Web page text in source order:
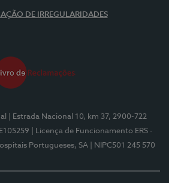
DE IRREGULARIDADES
| Estrada Nacional 10, km 37, 2900-722
| Licença de Funcionamento ERS -
Portugueses, SA | NIPC501 245 570